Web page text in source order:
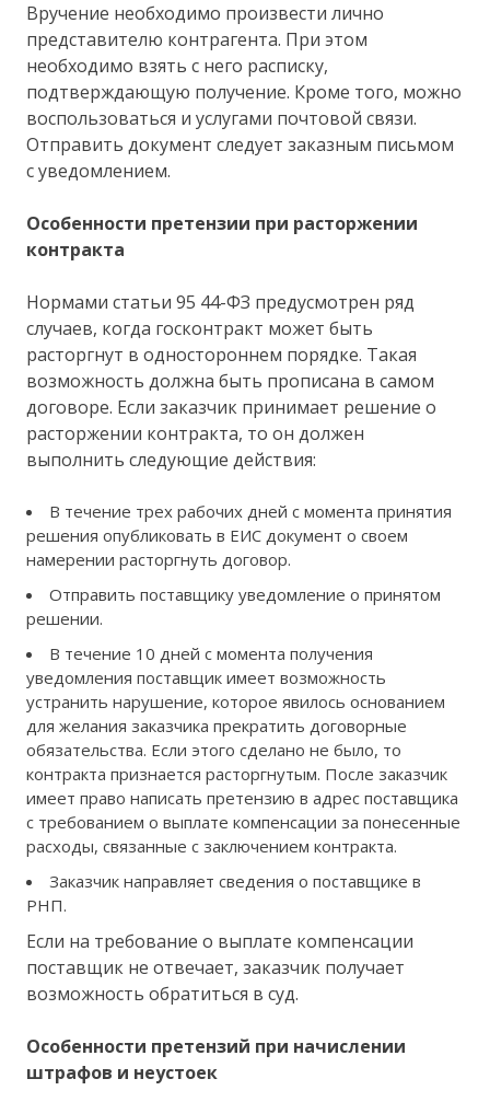
Вручение необходимо произвести лично
представителю контрагента. При этом
необходимо взять с него расписку,
подтверждающую получение. Кроме того, можно
воспользоваться и услугами почтовой связи.
Отправить документ следует заказным письмом
с уведомлением.
Особенности претензии при расторжении
контракта
Нормами статьи 95 44-ФЗ предусмотрен ряд
случаев, когда госконтракт может быть
расторгнут в одностороннем порядке. Такая
возможность должна быть прописана в самом
договоре. Если заказчик принимает решение о
расторжении контракта, то он должен
выполнить следующие действия:
В течение трех рабочих дней с момента принятия
решения опубликовать в ЕИС документ о своем
намерении расторгнуть договор.
Отправить поставщику уведомление о принятом
решении.
В течение 10 дней с момента получения
уведомления поставщик имеет возможность
устранить нарушение, которое явилось основанием
для желания заказчика прекратить договорные
обязательства. Если этого сделано не было, то
контракта признается расторгнутым. После заказчик
имеет право написать претензию в адрес поставщика
с требованием о выплате компенсации за понесенные
расходы, связанные с заключением контракта.
Заказчик направляет сведения о поставщике в
РНП.
Если на требование о выплате компенсации
поставщик не отвечает, заказчик получает
возможность обратиться в суд.
Особенности претензий при начислении
штрафов и неустоек